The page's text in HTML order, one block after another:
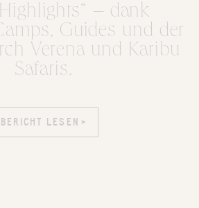
– dank
Guides und der
Verena und Karibu
Safaris.
BERICHT LESEN
BERICHT LESEN